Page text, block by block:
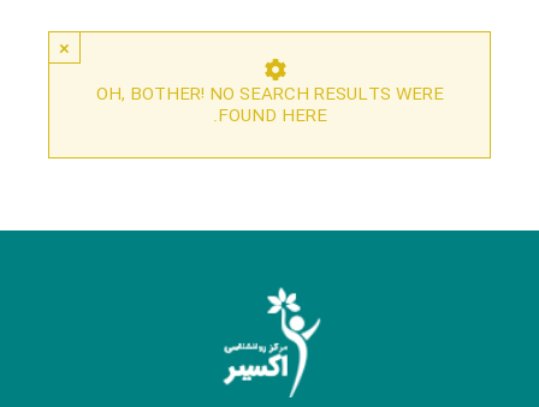
×
OH, BOTHER! NO SEARCH RESULTS WERE
FOUND HERE.